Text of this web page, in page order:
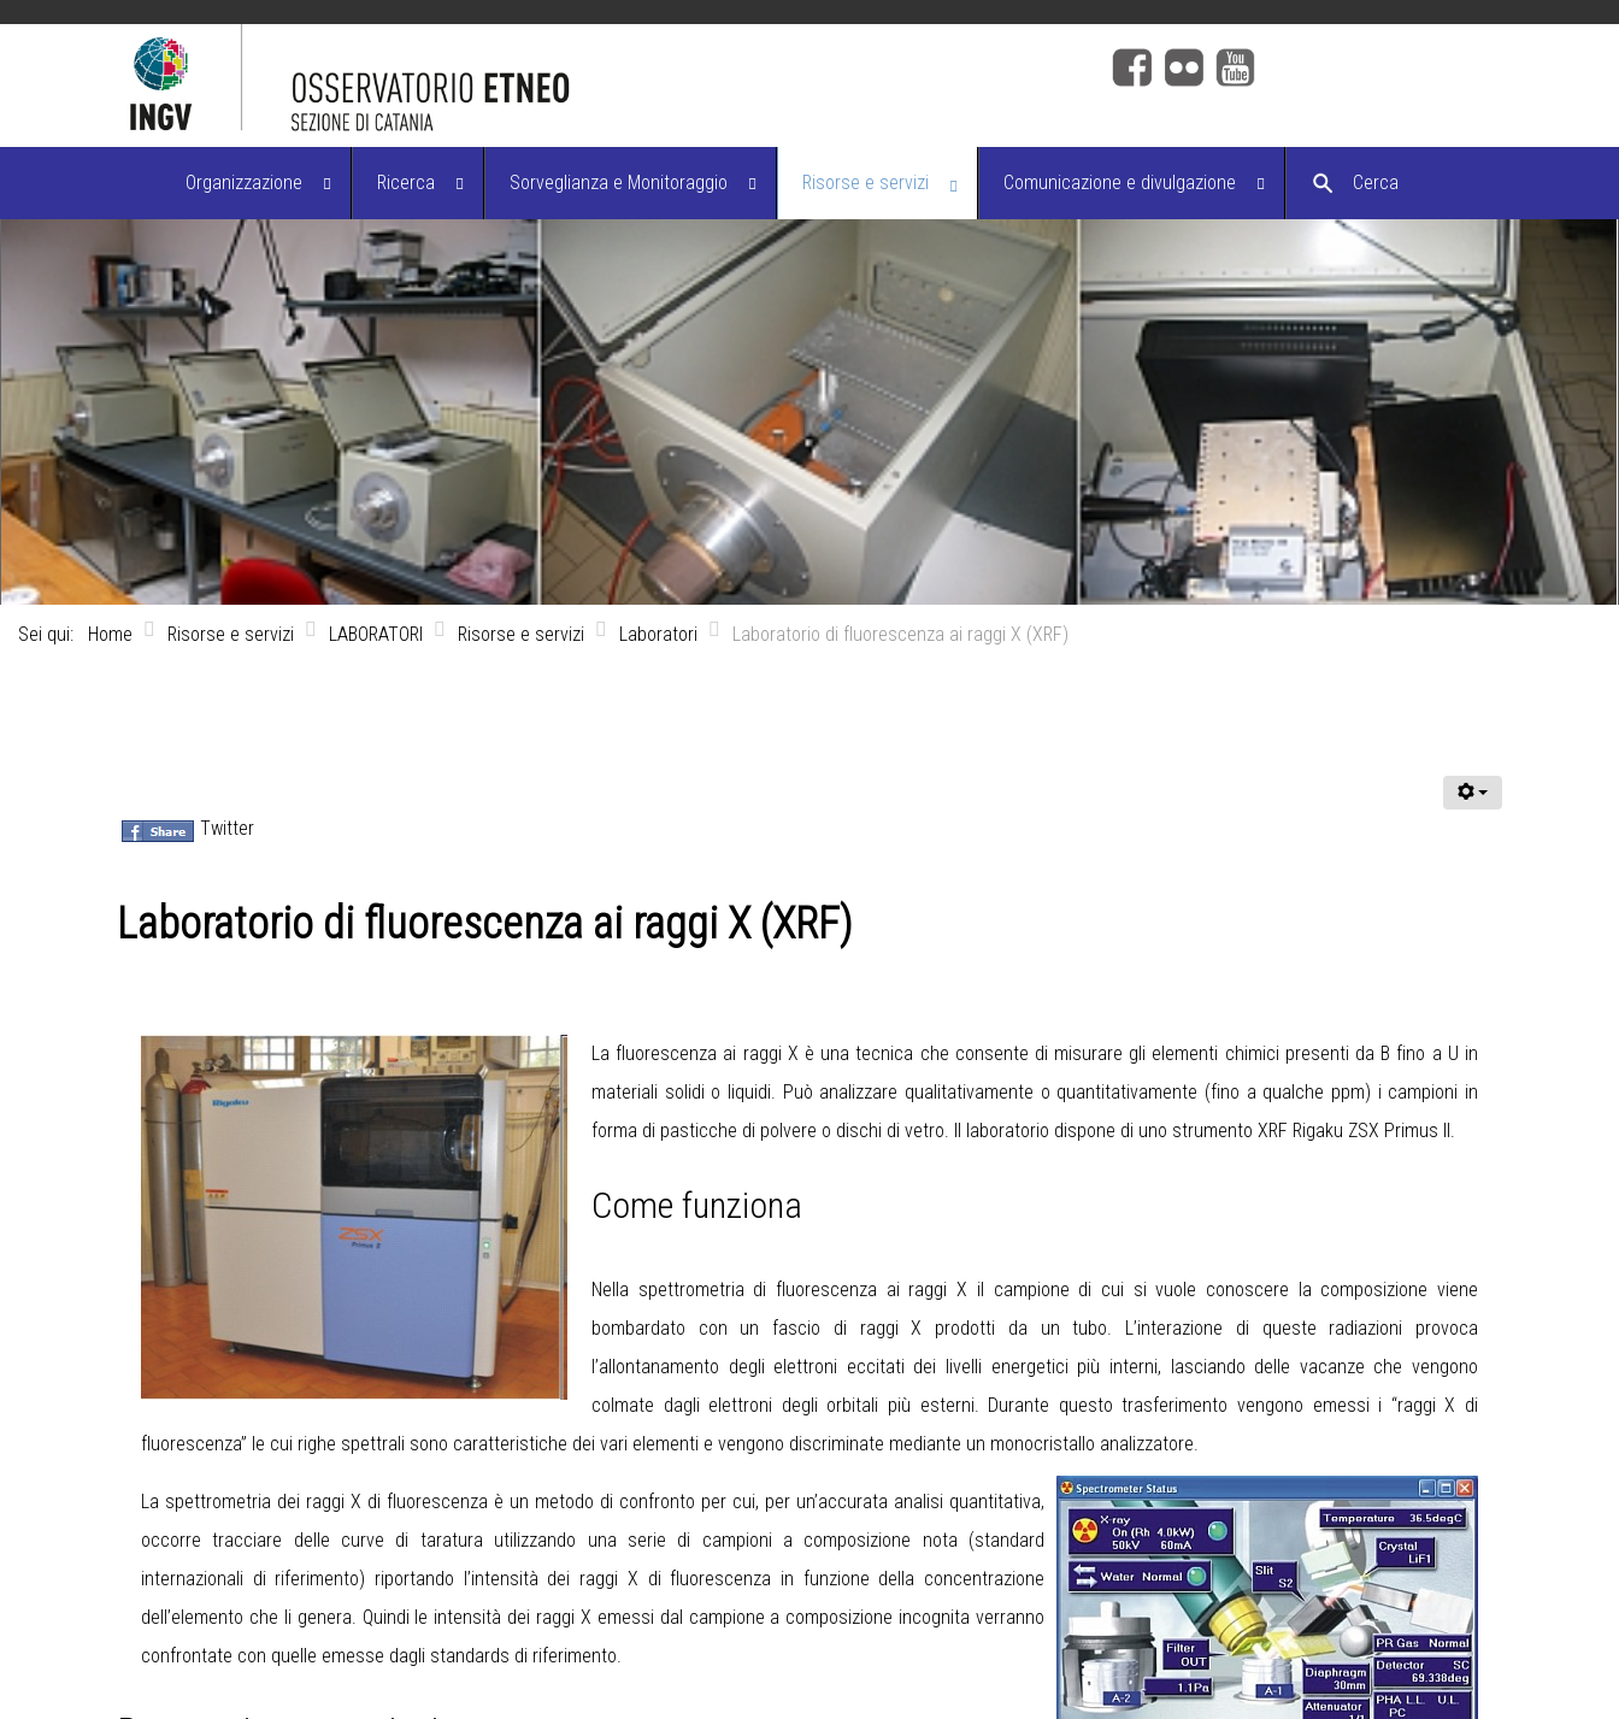
Organizzazione Ricerca Sorveglianza e Monitoraggio Risorse e servizi Comunicazione e divulgazione Cerca
Sei qui: Home Risorse e servizi LABORATORI Risorse e servizi Laboratori Laboratorio di fluorescenza ai raggi X (XRF)
Twitter
Laboratorio di fluorescenza ai raggi X (XRF)
La fluorescenza ai raggi X è una tecnica che consente di misurare gli elementi chimici presenti da B fino a U in
materiali solidi o liquidi. Può analizzare qualitativamente o quantitativamente (fino a qualche ppm) i campioni in
forma di pasticche di polvere o dischi di vetro. Il laboratorio dispone di uno strumento XRF Rigaku ZSX Primus II.
Come funziona
Nella spettrometria di fluorescenza ai raggi X il campione di cui si vuole conoscere la composizione viene
bombardato con un fascio di raggi X prodotti da un tubo. L’interazione di queste radiazioni provoca
l’allontanamento degli elettroni eccitati dei livelli energetici più interni, lasciando delle vacanze che vengono
colmate dagli elettroni degli orbitali più esterni. Durante questo trasferimento vengono emessi i “raggi X di
fluorescenza” le cui righe spettrali sono caratteristiche dei vari elementi e vengono discriminate mediante un monocristallo analizzatore.
La spettrometria dei raggi X di fluorescenza è un metodo di confronto per cui, per un’accurata analisi quantitativa,
occorre tracciare delle curve di taratura utilizzando una serie di campioni a composizione nota (standard
internazionali di riferimento) riportando l’intensità dei raggi X di fluorescenza in funzione della concentrazione
dell’elemento che li genera. Quindi le intensità dei raggi X emessi dal campione a composizione incognita verranno
confrontate con quelle emesse dagli standards di riferimento.